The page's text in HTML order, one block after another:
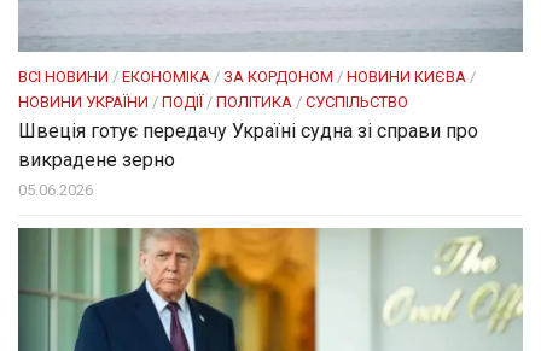
ВСІ НОВИНИ / ЕКОНОМІКА / ЗА КОРДОНОМ / НОВИНИ КИЄВА /
НОВИНИ УКРАЇНИ / ПОДІЇ/ ПОЛІТИКА / СУСПІЛЬСТВО
Швеція готує передачу Україні судна зі справи про
викрадене зерно
05.06.2026